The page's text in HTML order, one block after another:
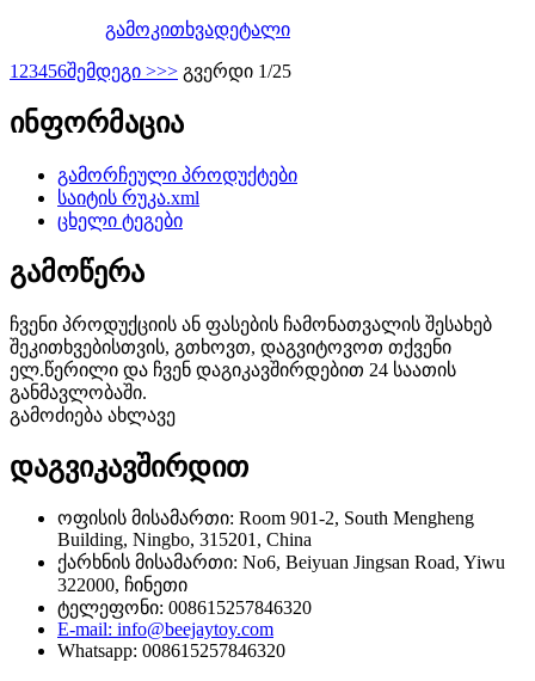
გამოკითხვადეტალი
1 23456შემდეგი >>> გვერდი 1/25
ინფორმაცია
გამორჩეული პროდუქტები
საიტის რუკა.xml
ცხელი ტეგები
გამოწერა
ჩვენი პროდუქციის ან ფასების ჩამონათვალის შესახებ
შეკითხვებისთვის, გთხოვთ, დაგვიტოვოთ თქვენი
ელ.წერილი და ჩვენ დაგიკავშირდებით 24 საათის
განმავლობაში.
გამოძიება ახლავე
დაგვიკავშირდით
ოფისის მისამართი: Room 901-2, South Mengheng
Building, Ningbo, 315201, China
ქარხნის მისამართი: No6, Beiyuan Jingsan Road, Yiwu
322000, ჩინეთი
ტელეფონი: 008615257846320
E-mail: info@beejaytoy.com
Whatsapp: 008615257846320